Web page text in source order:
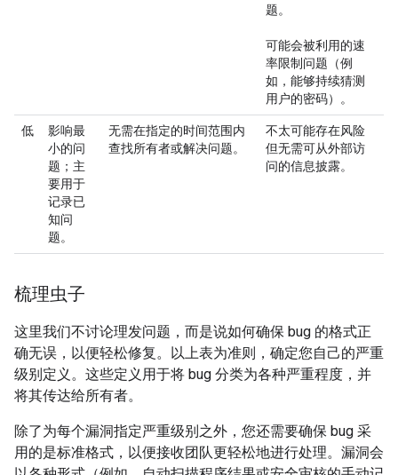
题。
可能会被利用的速
率限制问题（例
如，能够持续猜测
用户的密码）。
低
影响最
小的问
题；主
要用于
记录已
知问
题。
无需在指定的时间范围内
查找所有者或解决问题。
不太可能存在风险
但无需可从外部访
问的信息披露。
梳理虫子
这里我们不讨论理发问题，而是说如何确保 bug 的格式正
确无误，以便轻松修复。以上表为准则，确定您自己的严重
级别定义。这些定义用于将 bug 分类为各种严重程度，并
将其传达给所有者。
除了为每个漏洞指定严重级别之外，您还需要确保 bug 采
用的是标准格式，以便接收团队更轻松地进行处理。漏洞会